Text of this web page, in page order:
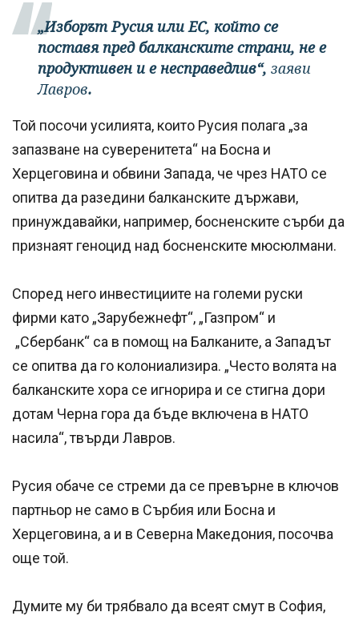
„Изборът Русия или ЕС, който се
поставя пред балканските страни, не е
продуктивен и е несправедлив“, заяви
Лавров.
Той посочи усилията, които Русия полага „за
запазване на суверенитета“ на Босна и
Херцеговина и обвини Запада, че чрез НАТО се
опитва да разедини балканските държави,
принуждавайки, например, босненските сърби да
признаят геноцид над босненските мюсюлмани.
Според него инвестициите на големи руски
фирми като „Зарубежнефт“, „Газпром“ и
„Сбербанк“ са в помощ на Балканите, а Западът
се опитва да го колониализира. „Често волята на
балканските хора се игнорира и се стигна дори
дотам Черна гора да бъде включена в НАТО
насила“, твърди Лавров.
Русия обаче се стреми да се превърне в ключов
партньор не само в Сърбия или Босна и
Херцеговина, а и в Северна Македония, посочва
още той.
Думите му би трябвало да всеят смут в София,